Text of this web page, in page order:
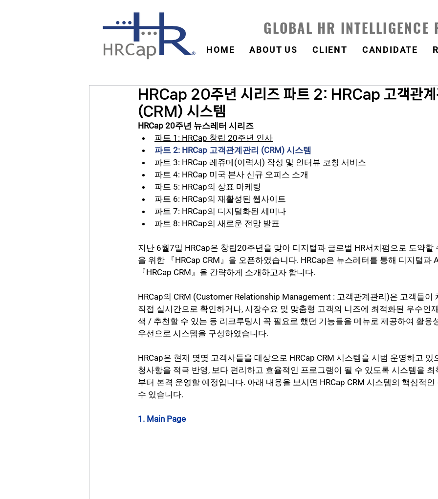
GLOBAL HR INTELLIGENCE
HOME ABOUT US CLIENT CANDIDATE
HRCap 20주년 시리즈 파트 2: HRCap 고객관계
(CRM) 시스템
HRCap 20주년 뉴스레터 시리즈
파트 1: HRCap 창립 20주년 인사
파트 2: HRCap 고객관계관리 (CRM) 시스템
파트 3: HRCap 레쥬메(이력서) 작성 및 인터뷰 코칭 서비스
파트 4: HRCap 미국 본사 신규 오피스 소개
파트 5: HRCap의 상표 마케팅
파트 6: HRCap의 재활성된 웹사이트
파트 7: HRCap의 디지털화된 세미나
파트 8: HRCap의 새로운 전망 발표
지난 6월7일 HRCap은 창립20주년을 맞아 디지털과 글로벌 HR서치펌으로 도약할
을 위한 『HRCap CRM』을 오픈하였습니다. HRCap은 뉴스레터를 통해 디지털과
『HRCap CRM』을 간략하게 소개하고자 합니다.
HRCap의 CRM (Customer Relationship Management : 고객관계관리)은 고객들이
직접 실시간으로 확인하거나, 시장수요 및 맞춤형 고객의 니즈에 최적화된 우수인
색 / 추천할 수 있는 등 리크루팅시 꼭 필요로 했던 기능들을 메뉴로 제공하여 활용
우선으로 시스템을 구성하였습니다.
HRCap은 현재 몇몇 고객사들을 대상으로 HRCap CRM 시스템을 시범 운영하고 있
청사항을 적극 반영, 보다 편리하고 효율적인 프로그램이 될 수 있도록 시스템을 최
부터 본격 운영할 예정입니다. 아래 내용을 보시면 HRCap CRM 시스템의 핵심적인
수 있습니다.
1. Main Page